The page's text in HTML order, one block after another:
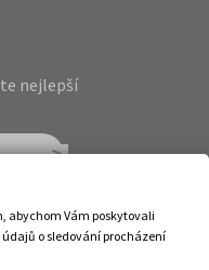
nejlepší
abychom Vám poskytovali
o sledování procházení